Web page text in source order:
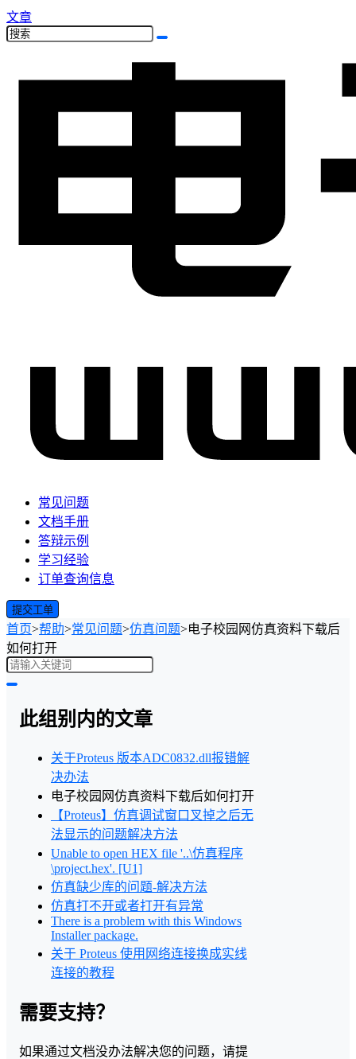
文章
常见问题
文档手册
答辩示例
学习经验
订单查询信息
提交工单
首页>帮助>常见问题>仿真问题>电子校园网仿真资料下载后
如何打开
此组别内的文章
关于Proteus 版本ADC0832.dll报错解
决办法
电子校园网仿真资料下载后如何打开
【Proteus】仿真调试窗口叉掉之后无
法显示的问题解决方法
Unable to open HEX file '..\仿真程序
\project.hex'. [U1]
仿真缺少库的问题-解决方法
仿真打不开或者打开有异常
There is a problem with this Windows
Installer package.
关于 Proteus 使用网络连接换成实线
连接的教程
需要支持？
如果通过文档没办法解决您的问题，请提